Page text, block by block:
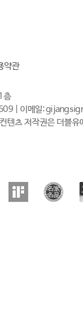
약관
층
| 이메일: